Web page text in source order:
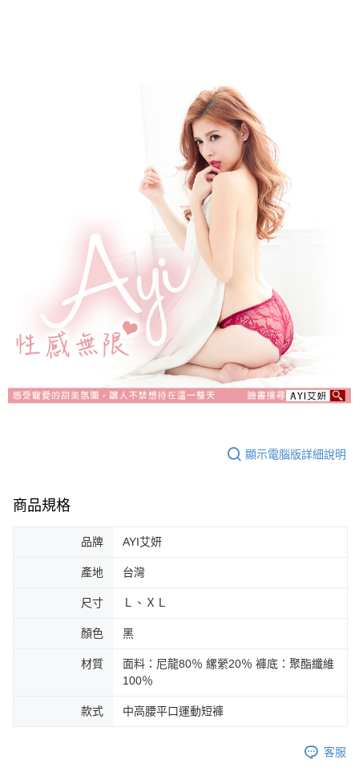
顯示電腦版詳細說明
商品規格
品牌 AYI艾妍
產地 台灣
尺寸 Ｌ、ＸＬ
顏色 黑
材質
面料：尼龍80％ 縲縈20％ 褲底：聚酯纖維
100％
款式 中高腰平口運動短褲
客服